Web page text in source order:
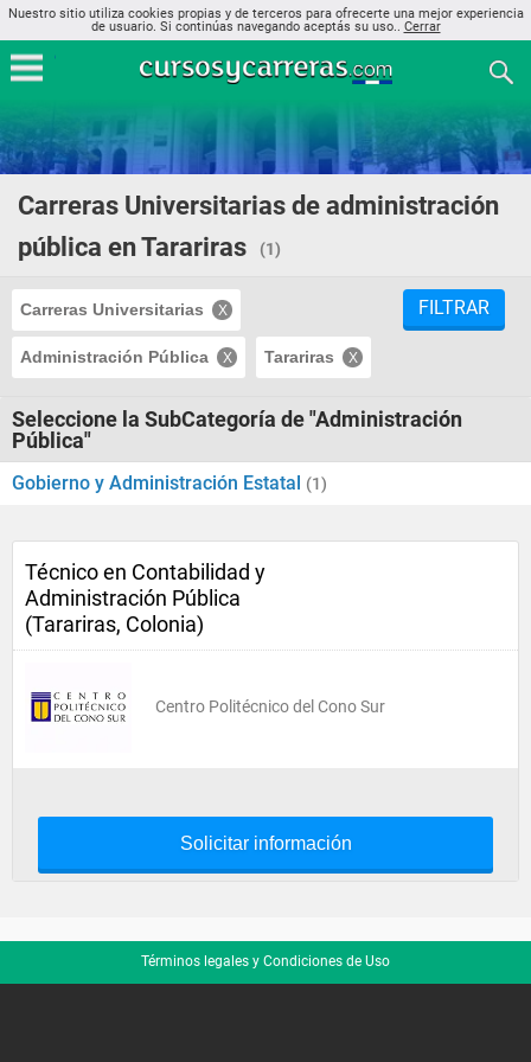
Nuestro sitio utiliza cookies propias y de terceros para ofrecerte una mejor experiencia
de usuario. Si continúas navegando aceptás su uso.. Cerrar
Carreras Universitarias de administración
pública en Tarariras
(1)
Carreras Universitarias
Administración Pública Tarariras
FILTRAR
Seleccione la SubCategoría de "Administración
Pública"
Gobierno y Administración Estatal (1)
Técnico en Contabilidad y
Administración Pública
(Tarariras, Colonia)
Centro Politécnico del Cono Sur
Solicitar información
Términos legales y Condiciones de Uso